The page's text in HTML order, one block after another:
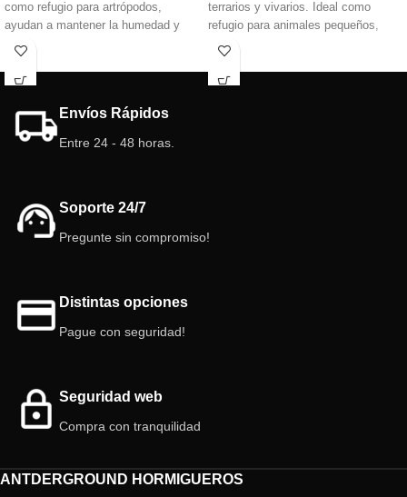
como refugio para artrópodos,
ayudan a mantener la humedad y
enriquecen el sustrato. Perfectas
decoraciones bioactivas.
terrarios y vivarios. Ideal como
refugio para animales pequeños,
mejora la estética del entorno y
microhábitats. Solo hervir 15-25
Envíos Rápidos
Entre 24 - 48 horas.
Soporte 24/7
Pregunte sin compromiso!
Distintas opciones
Pague con seguridad!
Seguridad web
Compra con tranquilidad
ANTDERGROUND HORMIGUEROS